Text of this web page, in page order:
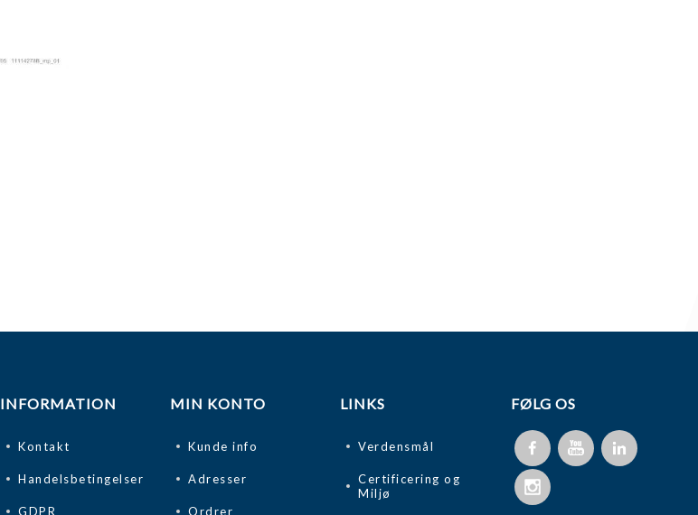
INFORMATION
Kontakt
Handelsbetingelser
GDPR
MIN KONTO
Kunde info
Adresser
Ordrer
LINKS
Verdensmål
Certificering og
Miljø
FØLG OS